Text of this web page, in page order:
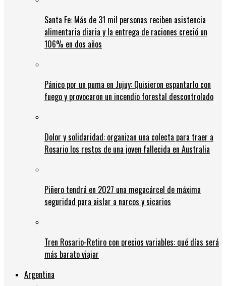
Santa Fe: Más de 31 mil personas reciben asistencia
alimentaria diaria y la entrega de raciones creció un
106% en dos años
Pánico por un puma en Jujuy: Quisieron espantarlo con
fuego y provocaron un incendio forestal descontrolado
Dolor y solidaridad: organizan una colecta para traer a
Rosario los restos de una joven fallecida en Australia
Piñero tendrá en 2027 una megacárcel de máxima
seguridad para aislar a narcos y sicarios
Tren Rosario-Retiro con precios variables: qué días será
más barato viajar
Argentina